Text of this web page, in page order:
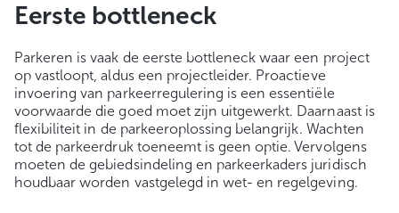
Eerste bottleneck
Parkeren is vaak de eerste bottleneck waar een project
op vastloopt, aldus een projectleider. Proactieve
invoering van parkeerregulering is een essentiële
voorwaarde die goed moet zijn uitgewerkt. Daarnaast is
flexibiliteit in de parkeeroplossing belangrijk. Wachten
tot de parkeerdruk toeneemt is geen optie. Vervolgens
moeten de gebiedsindeling en parkeerkaders juridisch
houdbaar worden vastgelegd in wet- en regelgeving.